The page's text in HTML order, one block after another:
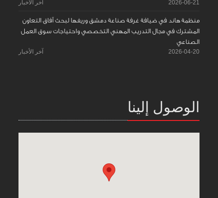
2026-06-21 آخر الأخبار
منظمة هاند في ضيافة غرفة صناعة دمشق وريفها لبحث آفاق التعاون
المشترك في مجال التدريب المهني التخصصي واحتياجات سوق العمل
الصناعي
2026-04-20 آخر الأخبار
الوصول إلينا